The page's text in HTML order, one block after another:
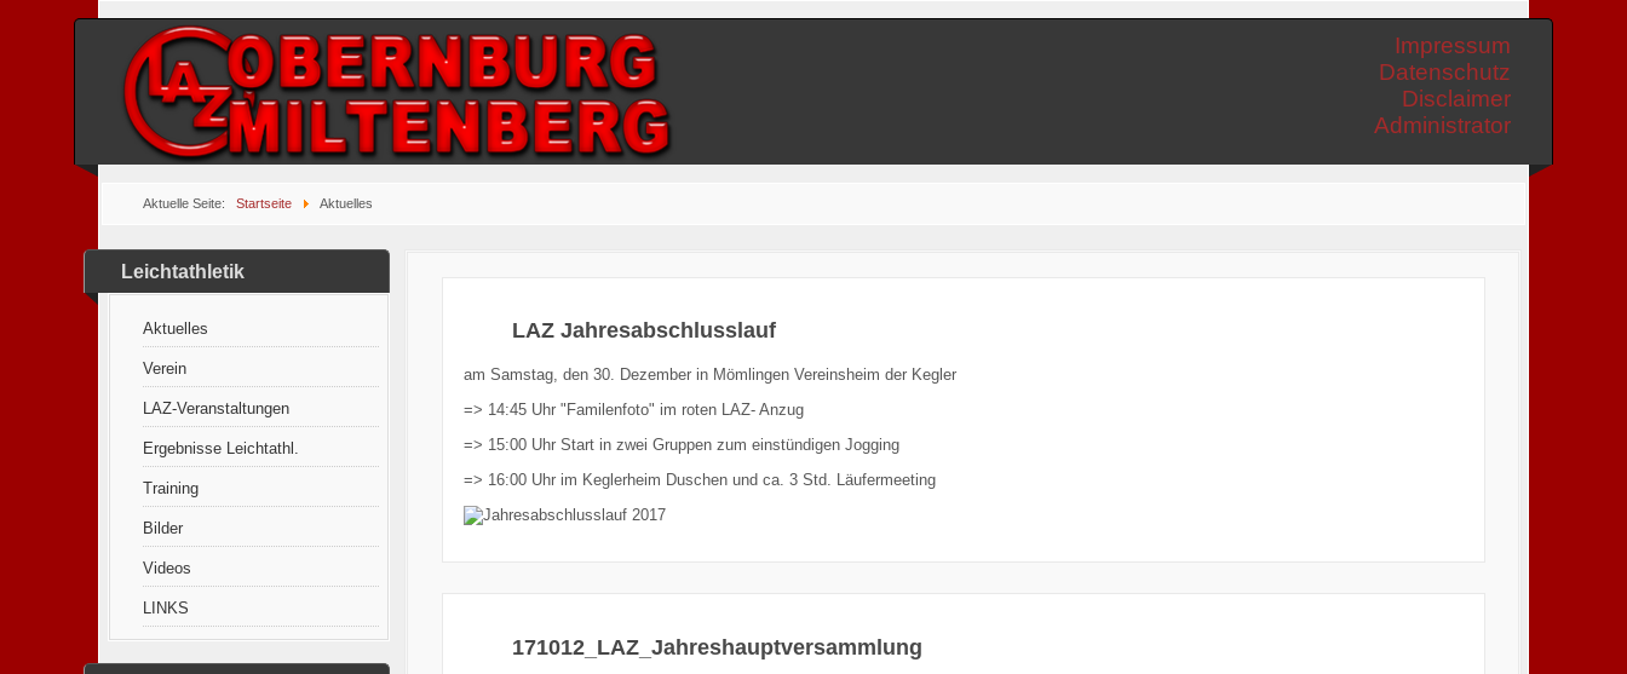
Impressum
Datenschutz
Disclaimer
Administrator
Aktuelle Seite:Startseite Aktuelles
Leichtathletik
Aktuelles
Verein
LAZ-Veranstaltungen
Ergebnisse Leichtathl.
Training
Bilder
Videos
LINKS
LAZ Jahresabschlusslauf
am Samstag, den 30. Dezember in Mömlingen Vereinsheim der Kegler
=> 14:45 Uhr "Familenfoto" im roten LAZ- Anzug
=> 15:00 Uhr Start in zwei Gruppen zum einstündigen Jogging
=> 16:00 Uhr im Keglerheim Duschen und ca. 3 Std. Läufermeeting
171012_LAZ_Jahreshauptversammlung